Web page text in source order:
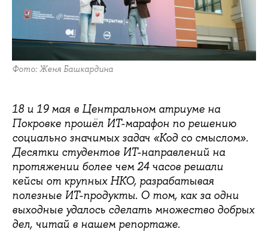
Фото: Женя Башкардина
18 и 19 мая в Центральном атриуме на
Покровке прошёл ИТ-марафон по решению
социально значимых задач «Код со смыслом».
Десятки студентов ИТ-направлений на
протяжении более чем 24 часов решали
кейсы от крупных НКО, разрабатывая
полезные ИТ-продукты. О том, как за одни
выходные удалось сделать множество добрых
дел, читай в нашем репортаже.